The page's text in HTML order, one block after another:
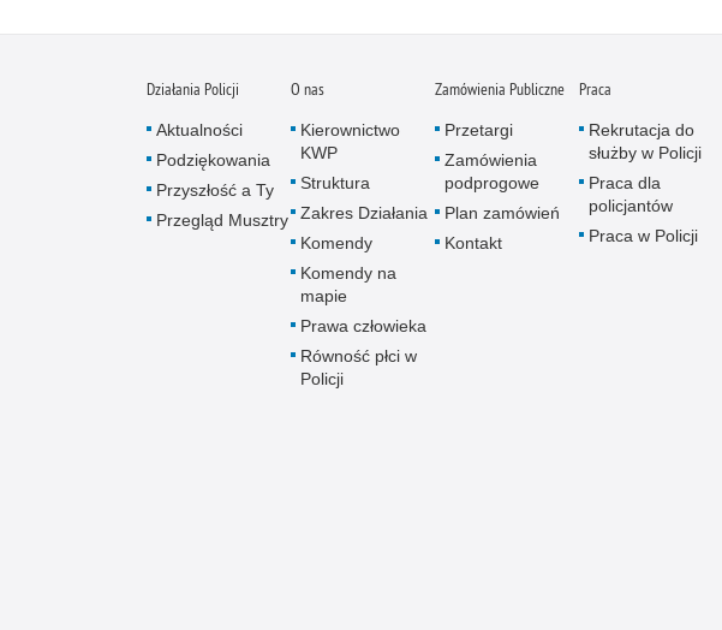
Działania Policji
Aktualności
Podziękowania
Przyszłość a Ty
Przegląd Musztry
O nas
Kierownictwo
KWP
Struktura
Zakres Działania
Komendy
Komendy na
mapie
Prawa człowieka
Równość płci w
Policji
Zamówienia Publiczne
Przetargi
Zamówienia
podprogowe
Plan zamówień
Kontakt
Praca
Rekrutacja do
służby w Policji
Praca dla
policjantów
Praca w Policji